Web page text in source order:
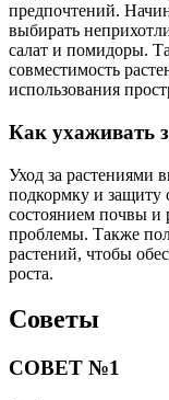
предпочтений.
выбирать
салат и помидоры.
совместимость
использования
Как ухаживать
Уход за растениями
подкормку и защиту
состоянием почвы и
проблемы. Также
растений, чтобы
роста.
Советы
СОВЕТ №1